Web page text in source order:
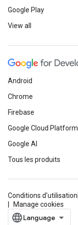
Google Play
View all
Android
Chrome
Firebase
Google Cloud Platform
Google AI
Tous les produits
Conditions d'utilisation
Manage cookies